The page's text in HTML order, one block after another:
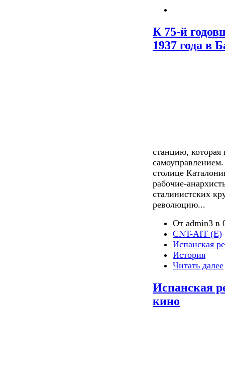
К 75-й
1937 года в
станцию, которая
столице
рабочие-
сталинистских
революцию...
От admin3 в
CNT-AIT (E)
Испанская
История
Читать далее
Испанская
кино